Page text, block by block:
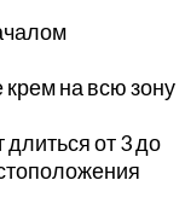
на всю зону
от 3 до